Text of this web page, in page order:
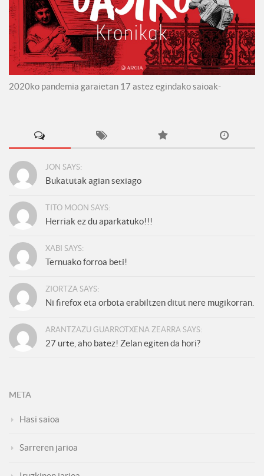
2020ko pandemia garaietan 17 astez egindako saioak-
JON SAYS:
Bukatutak agian sexiago
TITO MOON SAYS:
Herriak ez du aparkatuko!!!
XABI SAYS:
Ternuako forroa beti!
ZIORTZA SAYS:
Ni firefox eta orbota erabiltzen ditut nere mugikorran.
ARANTZAZU GUARROTXENA ZEARRA SAYS:
27 urte, aho batez! Zelan egiten da hori?
META
Hasi saioa
Sarreren jarioa